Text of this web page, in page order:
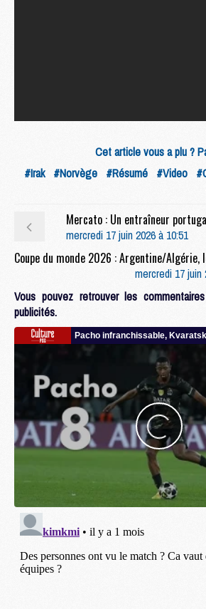
Cet article vous a plu ?
#Irak #Norvège #Résumé #Video
mercredi 17 juin 2026 à 10:51
mercredi 17 juin
Vous pouvez retrouver les
publicités.